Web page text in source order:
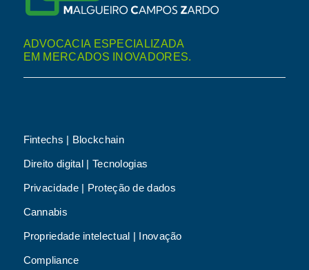
ADVOCACIA ESPECIALIZADA
EM MERCADOS INOVADORES.
Fintechs | Blockchain
Direito digital | Tecnologias
Privacidade | Proteção de dados
Cannabis
Propriedade intelectual | Inovação
Compliance